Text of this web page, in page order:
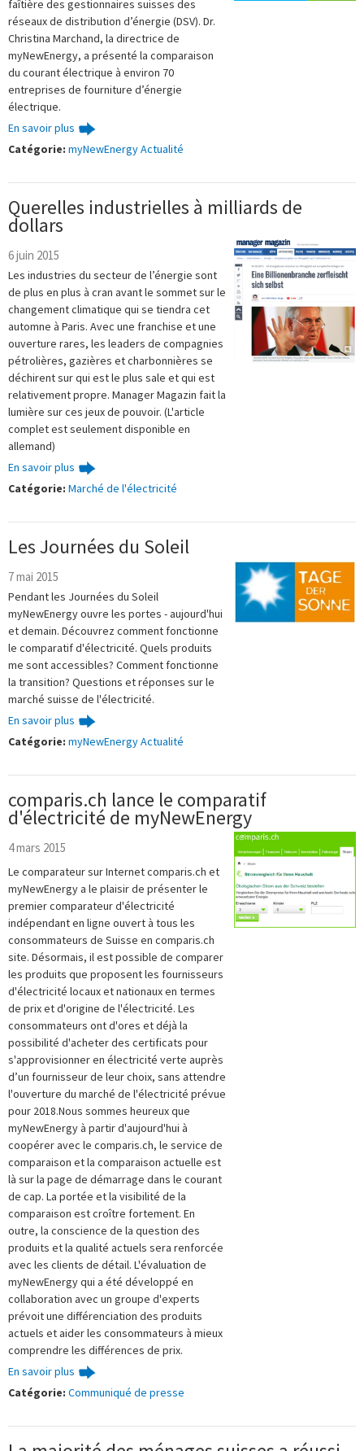
faîtière des gestionnaires suisses des
réseaux de distribution d’énergie (DSV). Dr.
Christina Marchand, la directrice de
myNewEnergy, a présenté la comparaison
du courant électrique à environ 70
entreprises de fourniture d’énergie
électrique.
En savoir plus
Catégorie: myNewEnergy Actualité
Querelles industrielles à milliards de
dollars
6 juin 2015
Les industries du secteur de l’énergie sont
de plus en plus à cran avant le sommet sur le
changement climatique qui se tiendra cet
automne à Paris. Avec une franchise et une
ouverture rares, les leaders de compagnies
pétrolières, gazières et charbonnières se
déchirent sur qui est le plus sale et qui est
relativement propre. Manager Magazin fait la
lumière sur ces jeux de pouvoir. (L'article
complet est seulement disponible en
allemand)
En savoir plus
Catégorie: Marché de l'électricité
Les Journées du Soleil
7 mai 2015
Pendant les Journées du Soleil
myNewEnergy ouvre les portes - aujourd'hui
et demain. Découvrez comment fonctionne
le comparatif d'électricité. Quels produits
me sont accessibles? Comment fonctionne
la transition? Questions et réponses sur le
marché suisse de l'électricité.
En savoir plus
Catégorie: myNewEnergy Actualité
comparis.ch lance le comparatif
d'électricité de myNewEnergy
4 mars 2015
Le comparateur sur Internet comparis.ch et
myNewEnergy a le plaisir de présenter le
premier comparateur d'électricité
indépendant en ligne ouvert à tous les
consommateurs de Suisse en comparis.ch
site. Désormais, il est possible de comparer
les produits que proposent les fournisseurs
d'électricité locaux et nationaux en termes
de prix et d'origine de l'électricité. Les
consommateurs ont d'ores et déjà la
possibilité d'acheter des certificats pour
s'approvisionner en électricité verte auprès
d’un fournisseur de leur choix, sans attendre
l'ouverture du marché de l'électricité prévue
pour 2018.Nous sommes heureux que
myNewEnergy à partir d'aujourd'hui à
coopérer avec le comparis.ch, le service de
comparaison et la comparaison actuelle est
là sur la page de démarrage dans le courant
de cap. La portée et la visibilité de la
comparaison est croître fortement. En
outre, la conscience de la question des
produits et la qualité actuels sera renforcée
avec les clients de détail. L'évaluation de
myNewEnergy qui a été développé en
collaboration avec un groupe d'experts
prévoit une différenciation des produits
actuels et aider les consommateurs à mieux
comprendre les différences de prix.
En savoir plus
Catégorie: Communiqué de presse